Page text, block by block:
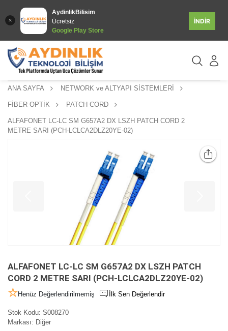
AydinlikBilisim
Ücretsiz
Google Play Store
İNDİR
ANA SAYFA NETWORK ve ALTYAPI SİSTEMLERİ
FİBER OPTİK PATCH CORD
ALFAFONET LC-LC SM G657A2 DX LSZH PATCH CORD 2
METRE SARI (PCH-LCLCA2DLZ20YE-02)
ALFAFONET LC-LC SM G657A2 DX LSZH PATCH
CORD 2 METRE SARI (PCH-LCLCA2DLZ20YE-02)
Henüz Değerlendirilmemiş İlk Sen Değerlendir
Stok Kodu: S008270
Markası: Diğer